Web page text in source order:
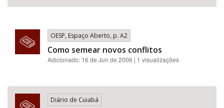
OESP, Espaço Aberto, p. A2
Como semear novos conflitos
Adicionado: 16 de Jun de 2006 | 1 visualizações
Diário de Cuiabá